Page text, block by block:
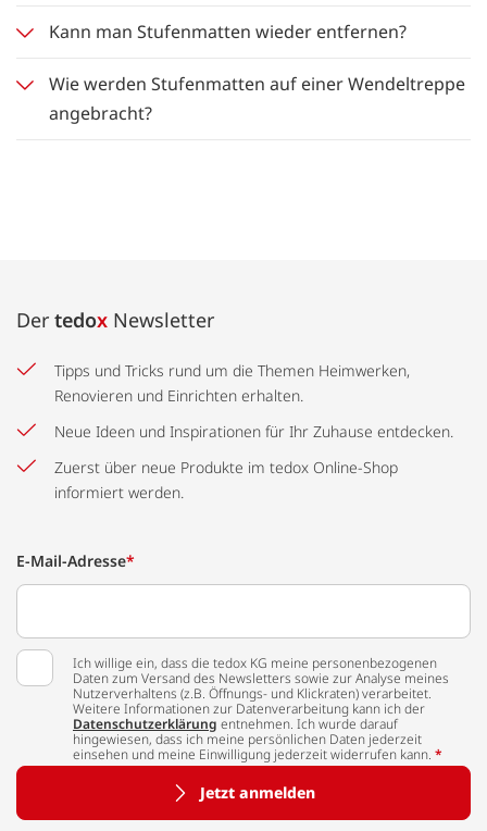
Kann man Stufenmatten wieder entfernen?
Wie werden Stufenmatten auf einer Wendeltreppe
angebracht?
Der tedox Newsletter
Tipps und Tricks rund um die Themen Heimwerken,
Renovieren und Einrichten erhalten.
Neue Ideen und Inspirationen für Ihr Zuhause entdecken.
Zuerst über neue Produkte im tedox Online-Shop
informiert werden.
E-Mail-Adresse*
Ich willige ein, dass die tedox KG meine personenbezogenen
Daten zum Versand des Newsletters sowie zur Analyse meines
Nutzerverhaltens (z.B. Öffnungs- und Klickraten) verarbeitet.
Weitere Informationen zur Datenverarbeitung kann ich der
Datenschutzerklärung entnehmen. Ich wurde darauf
hingewiesen, dass ich meine persönlichen Daten jederzeit
einsehen und meine Einwilligung jederzeit widerrufen kann. *
Jetzt anmelden